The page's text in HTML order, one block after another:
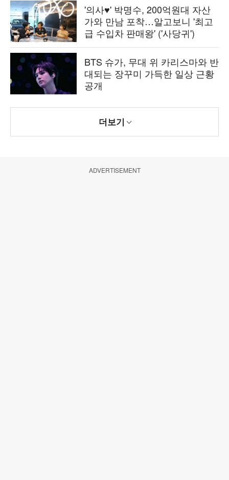
'의사♥' 박명수, 200억원대 자산
가와 만남 포착…알고보니 '최고
급 수입차 판매왕' ('사당귀')
BTS 슈가, 무대 위 카리스마와 반
대되는 장꾸미 가득한 일상 근황
공개
더보기
ADVERTISEMENT